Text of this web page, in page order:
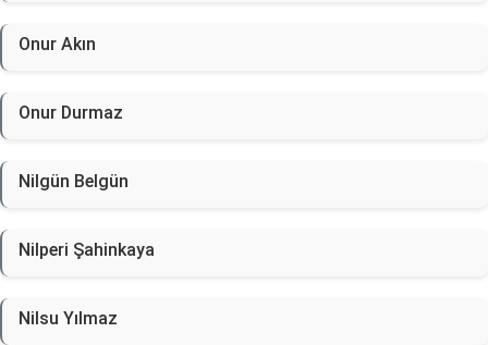
Onur Akın
Onur Durmaz
Nilgün Belgün
Nilperi Şahinkaya
Nilsu Yılmaz